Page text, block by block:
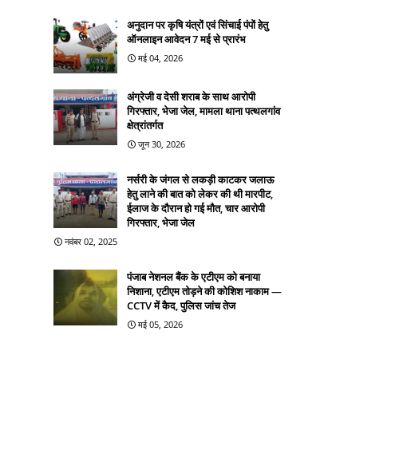
अनुदान पर कृषि यंत्रों एवं सिंचाई पंपों हेतु
ऑनलाइन आवेदन 7 मई से प्रारंभ
मई 04, 2026
अंग्रेजी व देसी शराब के साथ आरोपी
गिरफ्तार, भेजा जेल, मामला थाना पत्थलगांव
क्षेत्रांतर्गत
जून 30, 2026
नर्सरी के जंगल से लकड़ी काटकर जलाऊ
हेतु लाने की बात को लेकर की थी मारपीट,
ईलाज के दौरान हो गई मौत, चार आरोपी
गिरफ्तार, भेजा जेल
नवंबर 02, 2025
पंजाब नेशनल बैंक के एटीएम को बनाया
निशाना, एटीएम तोड़ने की कोशिश नाकाम —
CCTV में कैद, पुलिस जांच तेज
मई 05, 2026